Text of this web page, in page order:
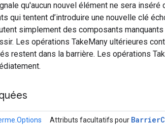
qu'aucun nouvel élément ne sera inséré
qui tentent d’introduire une nouvelle clé
simplement des composants
Les opérations TakeMany ultérieures
restent dans la barrière. Les opérations
Attributs facultatifs pour Barrier